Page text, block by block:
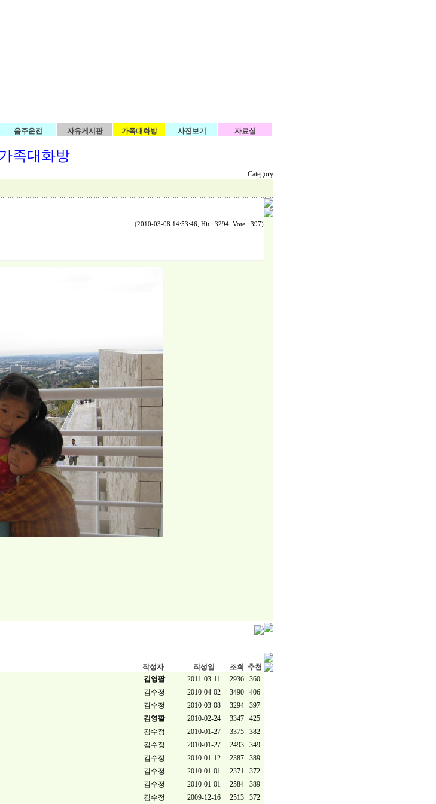
음주운전 자유게시판 가족대화방 사진보기 자료실
족대화방
Category
(2010-03-08 14:53:46, Hit : 3294, Vote : 397)
작성자 작성일 조회
추천
김영팔 2011-03-11 2936
360
김수정 2010-04-02 3490
406
김수정 2010-03-08 3294
397
김영팔 2010-02-24 3347
425
김수정 2010-01-27 3375
382
김수정 2010-01-27 2493
349
김수정 2010-01-12 2387
389
김수정 2010-01-01 2371
372
김수정 2010-01-01 2584
389
김수정 2009-12-16 2513 372